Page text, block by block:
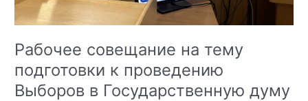
Рабочее совещание на тему
подготовки к проведению
Выборов в Государственную думу